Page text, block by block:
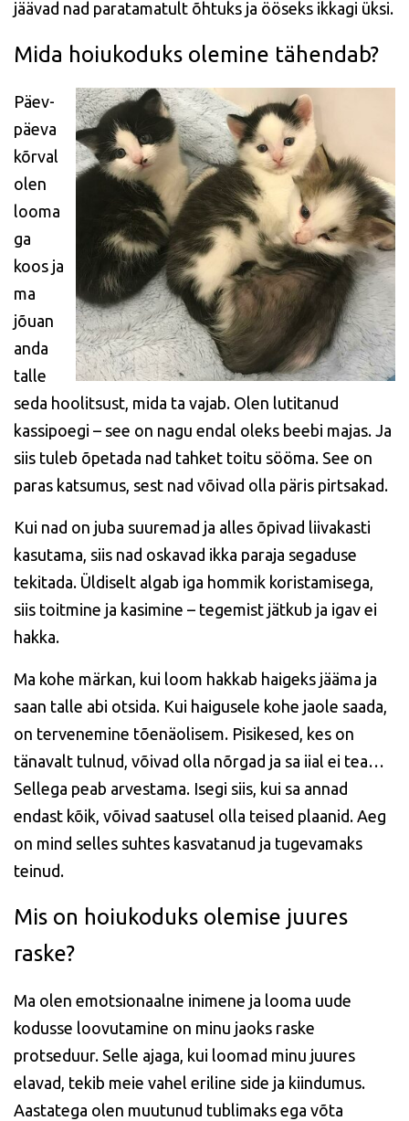
jäävad nad paratamatult õhtuks ja ööseks ikkagi üksi.
Mida hoiukoduks olemine tähendab?
Päev-
päeva
kõrval
olen
looma
ga
koos ja
ma
jõuan
anda
talle
seda hoolitsust, mida ta vajab. Olen lutitanud
kassipoegi – see on nagu endal oleks beebi majas. Ja
siis tuleb õpetada nad tahket toitu sööma. See on
paras katsumus, sest nad võivad olla päris pirtsakad.
Kui nad on juba suuremad ja alles õpivad liivakasti
kasutama, siis nad oskavad ikka paraja segaduse
tekitada. Üldiselt algab iga hommik koristamisega,
siis toitmine ja kasimine – tegemist jätkub ja igav ei
hakka.
Ma kohe märkan, kui loom hakkab haigeks jääma ja
saan talle abi otsida. Kui haigusele kohe jaole saada,
on tervenemine tõenäolisem. Pisikesed, kes on
tänavalt tulnud, võivad olla nõrgad ja sa iial ei tea…
Sellega peab arvestama. Isegi siis, kui sa annad
endast kõik, võivad saatusel olla teised plaanid. Aeg
on mind selles suhtes kasvatanud ja tugevamaks
teinud.
Mis on hoiukoduks olemise juures
raske?
Ma olen emotsionaalne inimene ja looma uude
kodusse loovutamine on minu jaoks raske
protseduur. Selle ajaga, kui loomad minu juures
elavad, tekib meie vahel eriline side ja kiindumus.
Aastatega olen muutunud tublimaks ega võta